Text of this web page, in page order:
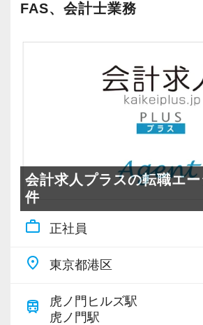
FAS、会計士業務
会計求人プラスの転職エ
件
work_outline 正社員
place 東京都港区
train
虎ノ門ヒルズ駅
虎ノ門駅